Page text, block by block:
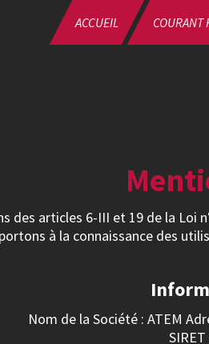
ACCUEIL COURANT
des articles 6-III et 19 de la Loi
portons à la connaissance des
Nom de la Société : ATEM